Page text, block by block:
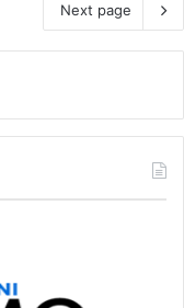
Next page